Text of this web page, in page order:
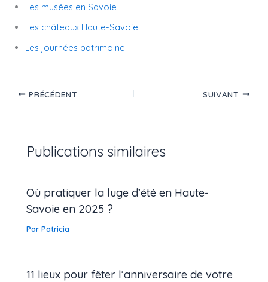
Les musées en Savoie
Les châteaux Haute-Savoie
Les journées patrimoine
PRÉCÉDENT SUIVANT
Publications similaires
Où pratiquer la luge d’été en Haute-
Savoie en 2025 ?
ParPatricia
11 lieux pour fêter l’anniversaire de votre